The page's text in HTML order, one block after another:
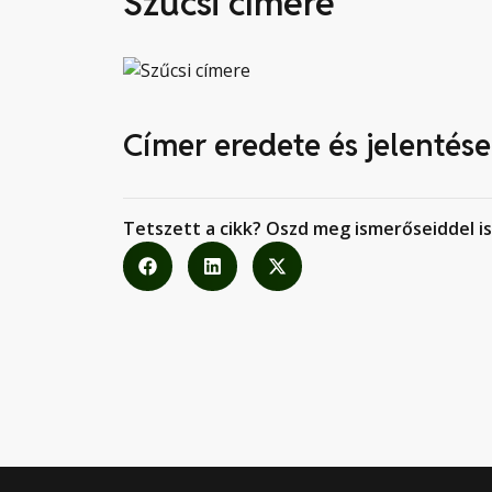
Címer eredete és jelentése
Tetszett a cikk? Oszd meg ismerőseiddel